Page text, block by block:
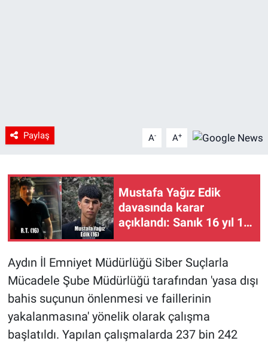
Paylaş A- A+
Mustafa Yağız Edik
davasında karar
açıklandı: Sanık 16 yıl 11
Aydın İl Emniyet Müdürlüğü Siber Suçlarla
Mücadele Şube Müdürlüğü tarafından 'yasa dışı
bahis suçunun önlenmesi ve faillerinin
yakalanmasına' yönelik olarak çalışma
başlatıldı. Yapılan çalışmalarda 237 bin 242